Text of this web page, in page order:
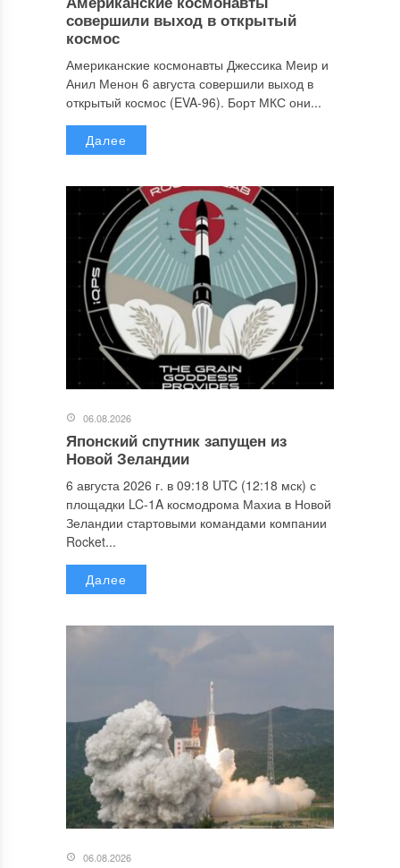
совершили выход в открытый
космос
Американские космонавты Джессика Меир и
Анил Менон 6 августа совершили выход в
открытый космос (EVA-96). Борт МКС они...
Далее
06.08.2026
Японский спутник запущен из
Новой Зеландии
6 августа 2026 г. в 09:18 UTC (12:18 мск) с
площадки LC-1A космодрома Махиа в Новой
Зеландии стартовыми командами компании
Rocket...
Далее
06.08.2026